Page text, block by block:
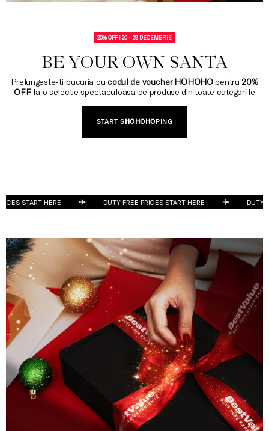
20% OFF | 26 - 28 DECEMBRIE
BE YOUR OWN SANTA
Prelungeste-ti bucuria cu codul de voucher HOHOHOpentru 20%
OFFla o selectie spectaculoasa de produse din toate categoriile
START SHOHOHOPING
HERE DUTY FREE PRICES START HERE DUTY FREE